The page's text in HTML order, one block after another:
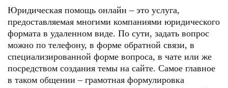
Юридическая помощь онлайн – это услуга,
предоставляемая многими компаниями юридического
формата в удаленном виде. По сути, задать вопрос
можно по телефону, в форме обратной связи, в
специализированной форме вопроса, в чате или же
посредством создания темы на сайте. Самое главное
в таком общении – грамотная формулировка